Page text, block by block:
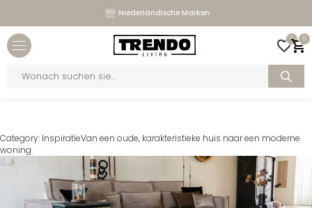
Niederländische Marken
Maßgeschneiderte Sofas
0 0
search
Category: InspiratieVan een oude, karakteristieke huis naar een moderne
woning